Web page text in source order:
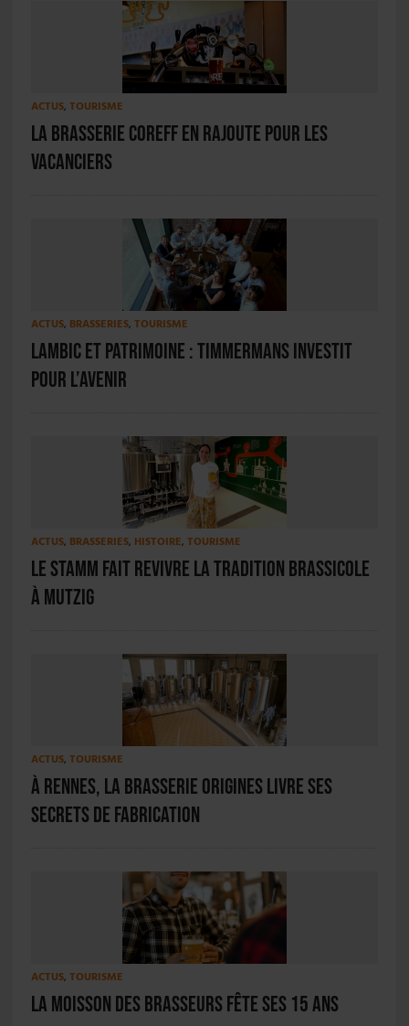
ACTUS, TOURISME
La brasserie Coreff en rajoute pour les
vacanciers
ACTUS, BRASSERIES, TOURISME
Lambic et patrimoine : Timmermans investit
pour l’avenir
ACTUS, BRASSERIES, HISTOIRE, TOURISME
Le Stamm fait revivre la tradition brassicole
à Mutzig
ACTUS, TOURISME
À Rennes, la brasserie Origines livre ses
secrets de fabrication
ACTUS, TOURISME
La Moisson des Brasseurs fête ses 15 ans